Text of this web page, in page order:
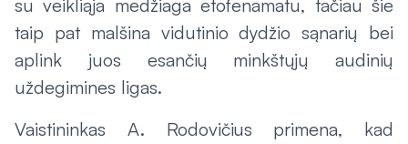
su veikliąja medžiaga etofenamatu, tačiau šie
taip pat malšina vidutinio dydžio sąnarių bei
aplink juos esančių minkštųjų audinių
uždegimines ligas.
Vaistininkas A. Rodovičius primena, kad